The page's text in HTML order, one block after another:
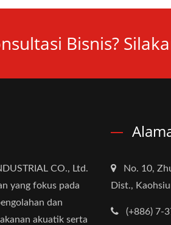
Bisnis?
CO., Ltd.
yang fokus pada
dan
akuatik serta
No. 10,
Dist.,
(+886) 7-